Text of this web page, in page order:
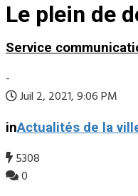
Le plein de
Service
-
Juil 2, 2021, 9:06 PM
inActualités de la
5308
0